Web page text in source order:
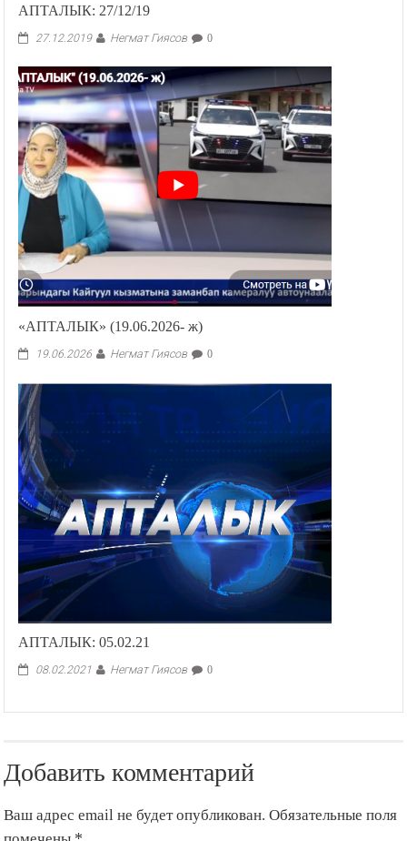
АПТАЛЫК: 27/12/19
27.12.2019 Негмат Гиясов 0
«АПТАЛЫК» (19.06.2026- ж)
19.06.2026 Негмат Гиясов 0
АПТАЛЫК: 05.02.21
08.02.2021 Негмат Гиясов 0
Добавить комментарий
Ваш адрес email не будет опубликован. Обязательные поля